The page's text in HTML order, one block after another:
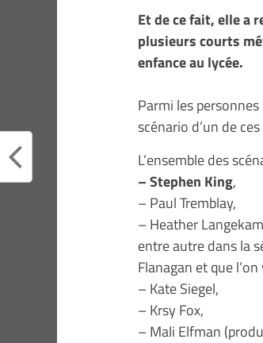
Et de ce fait, elle a
plusieurs courts
enfance au lycée.
Parmi les
scénario d’un de
L’ensemble des
– Stephen King,
– Paul Tremblay,
– Heather
entre autre dans la
Flanagan et que
– Kate Siegel,
– Krsy Fox,
– Mali Elfman